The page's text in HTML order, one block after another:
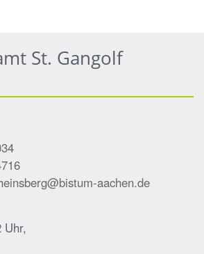
St. Gangolf
aachen.de
Uhr,